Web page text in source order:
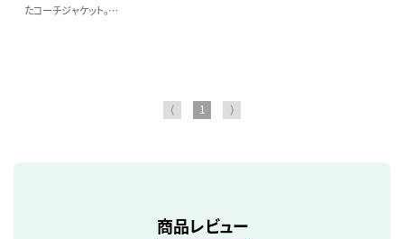
たコーチジャケット。
⟨ 1 ⟩
商品レビュー